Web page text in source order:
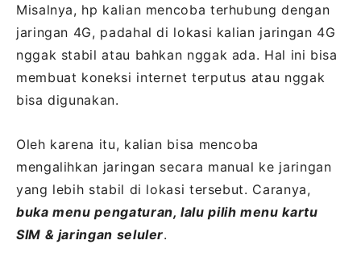
Misalnya, hp kalian mencoba terhubung dengan
jaringan 4G, padahal di lokasi kalian jaringan 4G
nggak stabil atau bahkan nggak ada. Hal ini bisa
membuat koneksi internet terputus atau nggak
bisa digunakan.
Oleh karena itu, kalian bisa mencoba
mengalihkan jaringan secara manual ke jaringan
yang lebih stabil di lokasi tersebut. Caranya,
buka menu pengaturan, lalu pilih menu kartu
SIM & jaringan seluler.